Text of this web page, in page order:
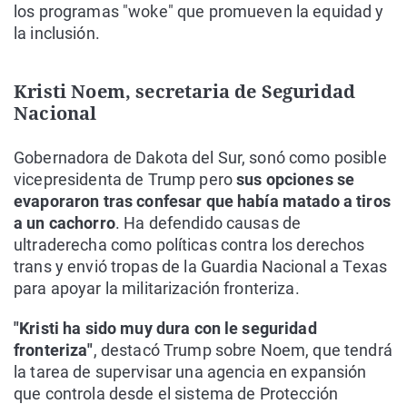
los programas "woke" que promueven la equidad y
la inclusión.
Kristi Noem, secretaria de Seguridad
Nacional
Gobernadora de Dakota del Sur, sonó como posible
vicepresidenta de Trump perosus opciones se
evaporaron tras confesar que había matado a tiros
a un cachorro. Ha defendido causas de
ultraderecha como políticas contra los derechos
trans y envió tropas de la Guardia Nacional a Texas
para apoyar la militarización fronteriza.
"Kristi ha sido muy dura con le seguridad
fronteriza", destacó Trump sobre Noem, que tendrá
la tarea de supervisar una agencia en expansión
que controla desde el sistema de Protección